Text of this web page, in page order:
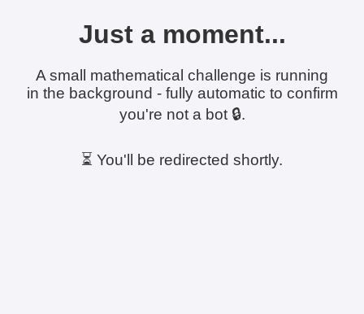
Just a moment...
A small mathematical challenge is running
in the background - fully automatic to confirm
you're not a bot 🔒.
⏳ You'll be redirected shortly.